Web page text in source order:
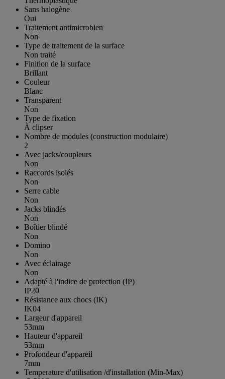
Sans halogène
Oui
Traitement antimicrobien
Non
Type de traitement de la surface
Non traité
Finition de la surface
Brillant
Couleur
Blanc
Transparent
Non
Type de fixation
À clipser
Nombre de modules (construction modulaire)
2
Avec jacks/coupleurs
Non
Raccords isolés
Non
Serre cable
Non
Jacks blindés
Non
Boîtier blindé
Non
Domino
Non
Avec éclairage
Non
Adapté à l'indice de protection (IP)
IP20
Résistance aux chocs (IK)
IK04
Largeur d'appareil
53mm
Hauteur d'appareil
53mm
Profondeur d'appareil
7mm
Temperature d'utilisation /d'installation (Min-Max)